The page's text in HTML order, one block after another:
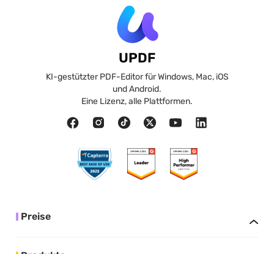
UPDF
KI-gestützter PDF-Editor für Windows, Mac, iOS
und Android.
Eine Lizenz, alle Plattformen.
Preise